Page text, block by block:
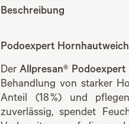
Beschreibung
Podoexpert
DerAllpresan®
Behandlung von starker
Anteil (18 %) und
zuverlässig, spendet